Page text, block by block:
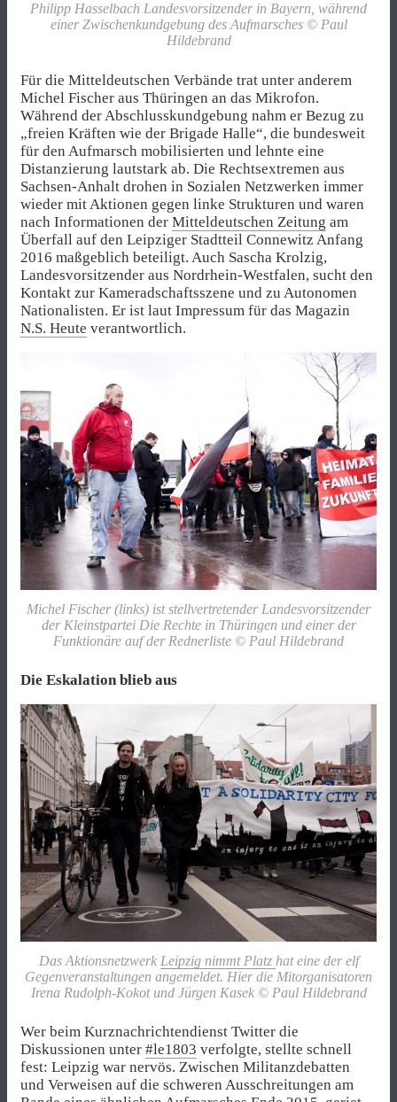
Philipp Hasselbach Landesvorsitzender in Bayern, während
einer Zwischenkundgebung des Aufmarsches © Paul
Hildebrand
Für die Mitteldeutschen Verbände trat unter anderem
Michel Fischer aus Thüringen an das Mikrofon.
Während der Abschlusskundgebung nahm er Bezug zu
„freien Kräften wie der Brigade Halle“, die bundesweit
für den Aufmarsch mobilisierten und lehnte eine
Distanzierung lautstark ab. Die Rechtsextremen aus
Sachsen-Anhalt drohen in Sozialen Netzwerken immer
wieder mit Aktionen gegen linke Strukturen und waren
nach Informationen der Mitteldeutschen Zeitung am
Überfall auf den Leipziger Stadtteil Connewitz Anfang
2016 maßgeblich beteiligt. Auch Sascha Krolzig,
Landesvorsitzender aus Nordrhein-Westfalen, sucht den
Kontakt zur Kameradschaftsszene und zu Autonomen
Nationalisten. Er ist laut Impressum für das Magazin
N.S. Heute verantwortlich.
Michel Fischer (links) ist stellvertretender Landesvorsitzender
der Kleinstpartei Die Rechte in Thüringen und einer der
Funktionäre auf der Rednerliste © Paul Hildebrand
Die Eskalation blieb aus
Das Aktionsnetzwerk Leipzig nimmt Platz hat eine der elf
Gegenveranstaltungen angemeldet. Hier die Mitorganisatoren
Irena Rudolph-Kokot und Jürgen Kasek © Paul Hildebrand
Wer beim Kurznachrichtendienst Twitter die
Diskussionen unter #le1803 verfolgte, stellte schnell
fest: Leipzig war nervös. Zwischen Militanzdebatten
und Verweisen auf die schweren Ausschreitungen am